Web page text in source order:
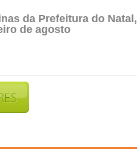
da Prefeitura do Natal,
de agosto